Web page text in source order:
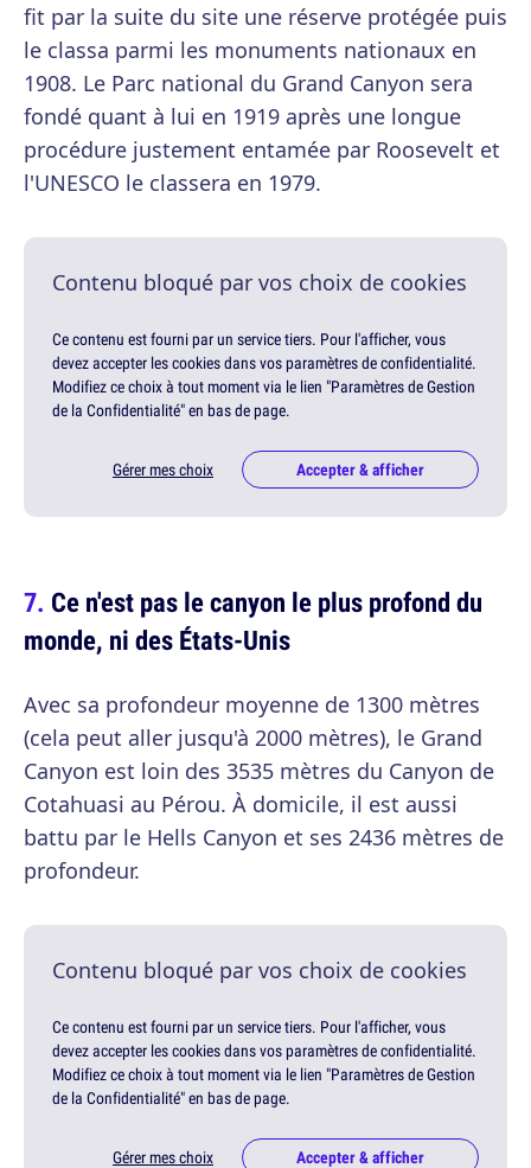
fit par la suite du site une réserve protégée puis
le classa parmi les monuments nationaux en
1908. Le Parc national du Grand Canyon sera
fondé quant à lui en 1919 après une longue
procédure justement entamée par Roosevelt et
l'UNESCO le classera en 1979.
Contenu bloqué par vos choix de cookies
Ce contenu est fourni par un service tiers. Pour l'afficher, vous
devez accepter les cookies dans vos paramètres de confidentialité.
Modifiez ce choix à tout moment via le lien "Paramètres de Gestion
de la Confidentialité" en bas de page.
Gérer mes choix Accepter & afficher
Ce n'est pas le canyon le plus profond du
monde, ni des États-Unis
Avec sa profondeur moyenne de 1300 mètres
(cela peut aller jusqu'à 2000 mètres), le Grand
Canyon est loin des 3535 mètres du Canyon de
Cotahuasi au Pérou. À domicile, il est aussi
battu par le Hells Canyon et ses 2436 mètres de
profondeur.
Contenu bloqué par vos choix de cookies
Ce contenu est fourni par un service tiers. Pour l'afficher, vous
devez accepter les cookies dans vos paramètres de confidentialité.
Modifiez ce choix à tout moment via le lien "Paramètres de Gestion
de la Confidentialité" en bas de page.
Gérer mes choix Accepter & afficher